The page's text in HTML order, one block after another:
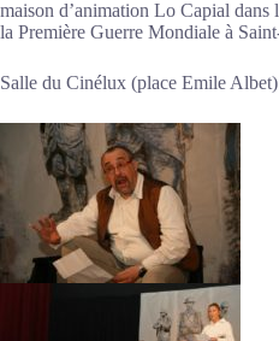
maison d’animation Lo Capial dans
la Première Guerre Mondiale à
Salle du Cinélux (place Emile